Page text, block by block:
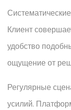
Клиент
удобство
ощущение от
Регулярные
усилий.